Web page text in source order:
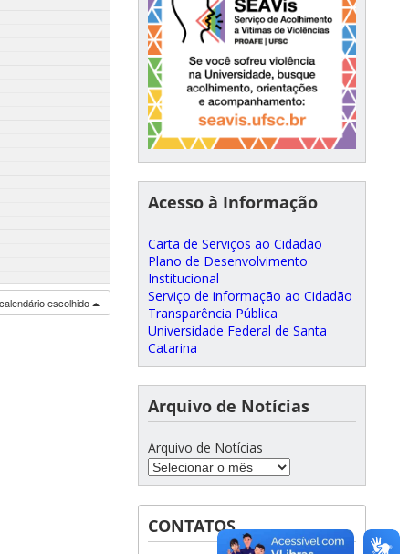
escolhido
Acesso à Informação
Carta de Serviços ao Cidadão
Plano de Desenvolvimento
Institucional
Serviço de informação ao Cidadão
Transparência Pública
Universidade Federal de Santa
Catarina
Arquivo de Notícias
Arquivo de Notícias
CONTATOS